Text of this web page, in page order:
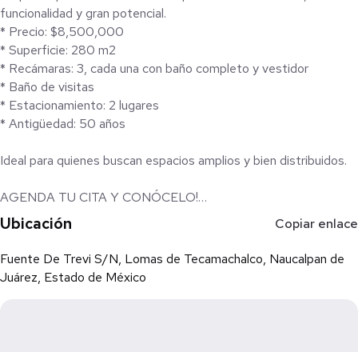
funcionalidad y gran potencial.
* Precio: $8,500,000
* Superficie: 280 m2
* Recámaras: 3, cada una con baño completo y vestidor
* Baño de visitas
* Estacionamiento: 2 lugares
* Antigüedad: 50 años
Ideal para quienes buscan espacios amplios y bien distribuidos.
AGENDA TU CITA Y CONÓCELO!
El precio de venta del inmueble es más gastos de escrituración
(derechos, impuestos, honorarios, avalúos) que serán calculados
por la notaría al formalizar la operación.
Se encuentran a disposición del cliente los documentos
Ubicación Copiar enlace
Fuente De Trevi S/N, Lomas de Tecamachalco, Naucalpan de
Juárez, Estado de México